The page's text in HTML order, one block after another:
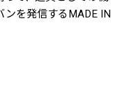
を発信するMADE IN